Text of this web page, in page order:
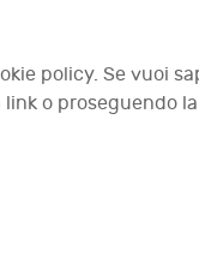
policy. Se vuoi
o proseguendo